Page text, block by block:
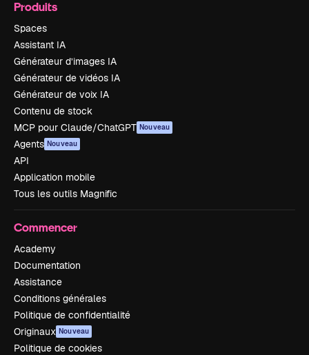
Produits
Spaces
Assistant IA
Générateur d’images IA
Générateur de vidéos IA
Générateur de voix IA
Contenu de stock
MCP pour Claude/ChatGPT Nouveau
Agents Nouveau
API
Application mobile
Tous les outils Magnific
Commencer
Academy
Documentation
Assistance
Conditions générales
Politique de confidentialité
Originaux Nouveau
Politique de cookies